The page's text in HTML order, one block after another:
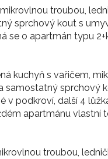
troubou,
sprchový kout s
se o apartmán typu
kuchyň s vařičem,
samostatný sprchový
v podkroví, další 4
apartmánu vlastní
troubou,